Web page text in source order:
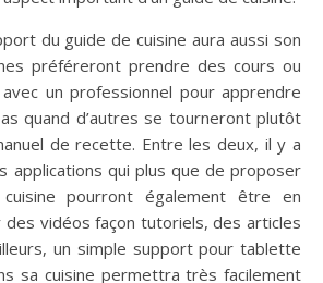
du guide de cuisine aura aussi son
préféreront prendre des cours ou
un professionnel pour apprendre
quand d’autres se tourneront plutôt
de recette. Entre les deux, il y a
applications qui plus que de proposer
pourront également être en
vidéos façon tutoriels, des articles
un simple support pour tablette
sa cuisine permettra très facilement